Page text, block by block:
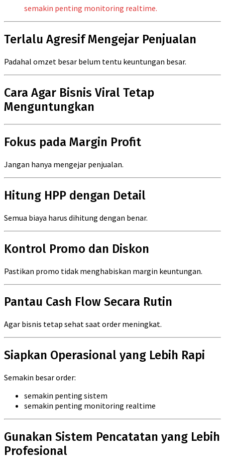
semakin penting monitoring realtime.
Terlalu Agresif Mengejar Penjualan
Padahal omzet besar belum tentu keuntungan besar.
Cara Agar Bisnis Viral Tetap
Menguntungkan
Fokus pada Margin Profit
Jangan hanya mengejar penjualan.
Hitung HPP dengan Detail
Semua biaya harus dihitung dengan benar.
Kontrol Promo dan Diskon
Pastikan promo tidak menghabiskan margin keuntungan.
Pantau Cash Flow Secara Rutin
Agar bisnis tetap sehat saat order meningkat.
Siapkan Operasional yang Lebih Rapi
Semakin besar order:
semakin penting sistem
semakin penting monitoring realtime
Gunakan Sistem Pencatatan yang Lebih
Profesional